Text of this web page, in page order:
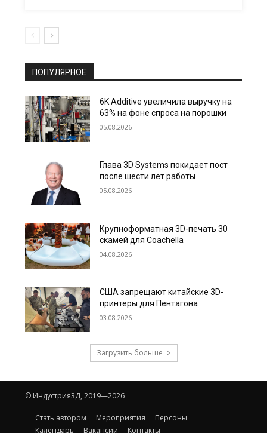
ПОПУЛЯРНОЕ
6K Additive увеличила выручку на
63% на фоне спроса на порошки
05.08.2026
Глава 3D Systems покидает пост
после шести лет работы
05.08.2026
Крупноформатная 3D-печать 30
скамей для Coachella
04.08.2026
США запрещают китайские 3D-
принтеры для Пентагона
03.08.2026
Загрузить больше
© Индустрия3Д, 2019—2026
Стать автором Мероприятия
Персоны
Календарь
Вакансии Контакты